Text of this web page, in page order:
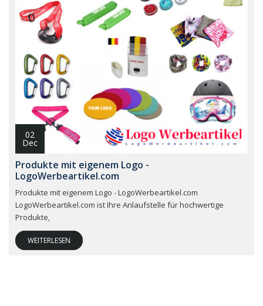
02
Dec
Produkte mit eigenem Logo -
LogoWerbeartikel.com
Produkte mit eigenem Logo - LogoWerbeartikel.com
LogoWerbeartikel.com ist Ihre Anlaufstelle für hochwertige
Produkte,
WEITERLESEN